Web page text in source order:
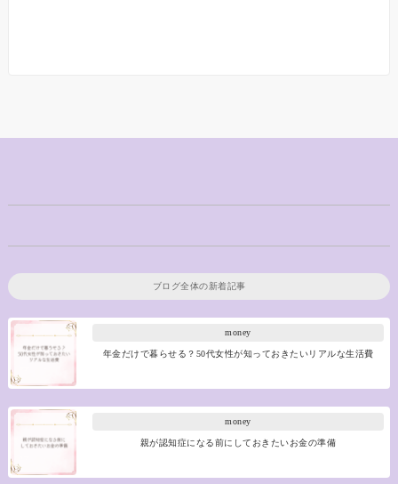
ブログ全体の新着記事
money
年金だけで暮らせる？50代女性が知っておきたいリアルな生活費
money
親が認知症になる前にしておきたいお金の準備